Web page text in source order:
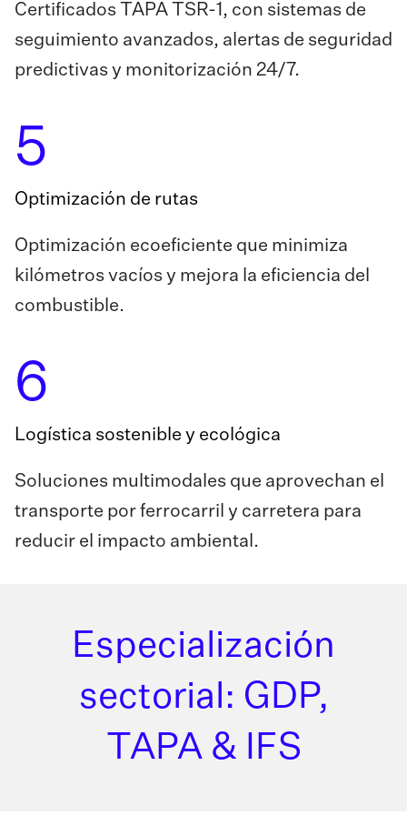
Certificados TAPA TSR-1, con sistemas de
seguimiento avanzados, alertas de seguridad
predictivas y monitorización 24/7.
5
Optimización de rutas
Optimización ecoeficiente que minimiza
kilómetros vacíos y mejora la eficiencia del
combustible.
6
Logística sostenible y ecológica
Soluciones multimodales que aprovechan el
transporte por ferrocarril y carretera para
reducir el impacto ambiental.
Especialización
sectorial: GDP,
TAPA & IFS